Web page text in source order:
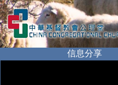
信息分享